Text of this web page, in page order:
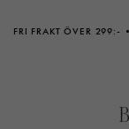
FRI FRAKT ÖVER 299:-